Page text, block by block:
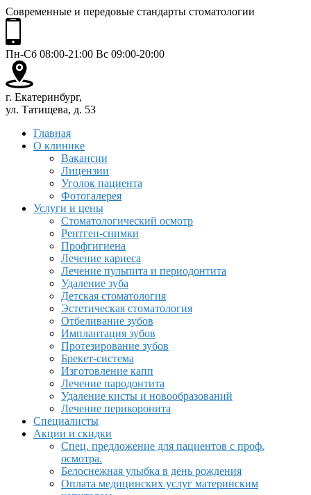
Современные и передовые стандарты стоматологии
Пн-Сб 08:00-21:00 Вс 09:00-20:00
г. Екатеринбург,
ул. Татищева, д. 53
Главная
О клинике
Вакансии
Лицензии
Уголок пациента
Фотогалерея
Услуги и цены
Стоматологический осмотр
Рентген-снимки
Профгигиена
Лечение кариеса
Лечение пульпита и периодонтита
Удаление зуба
Детская стоматология
Эстетическая стоматология
Отбеливание зубов
Имплантация зубов
Протезирование зубов
Брекет-система
Изготовление капп
Лечение пародонтита
Удаление кисты и новообразований
Лечение перикоронита
Специалисты
Акции и скидки
Спец. предложение для пациентов с проф.
осмотра.
Белоснежная улыбка в день рождения
Оплата медицинских услуг материнским